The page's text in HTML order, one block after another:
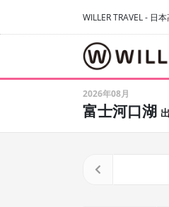
WILLER TRAVEL - 日
2026年08月
富士河口湖